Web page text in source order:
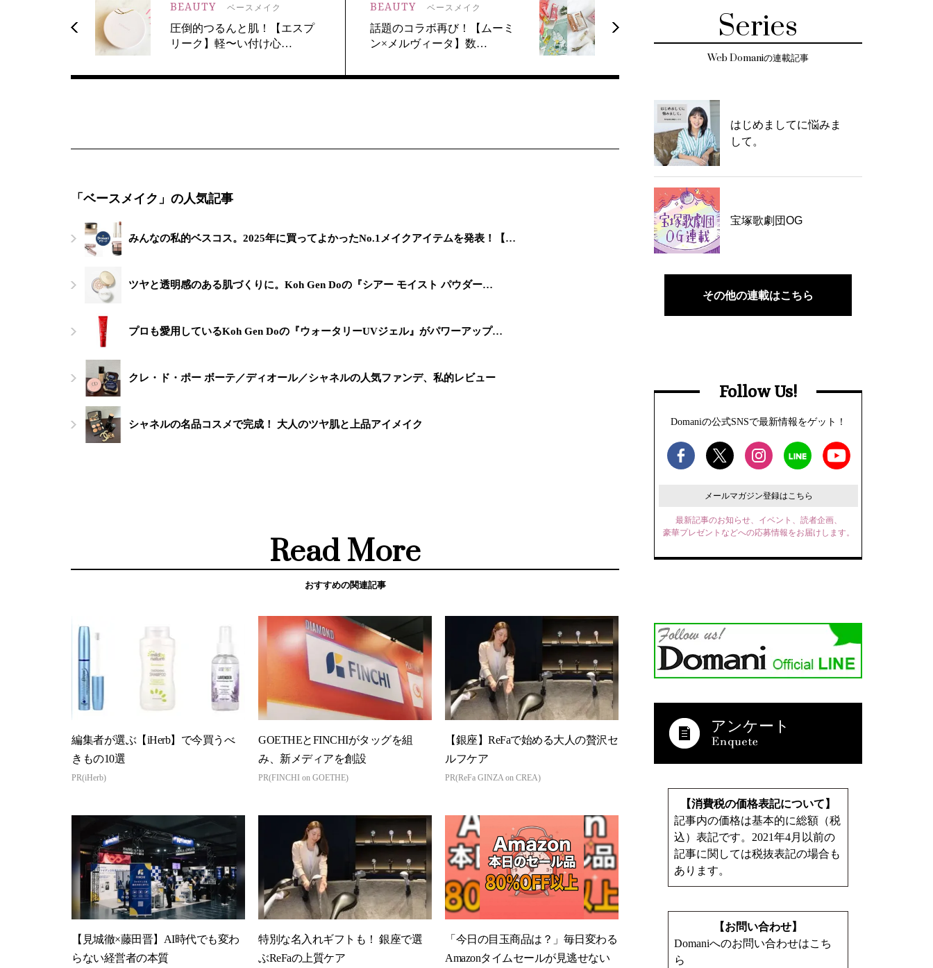
BEAUTY ベースメイク
圧倒的つるんと肌！【エスプ
リーク】軽〜い付け心…
BEAUTY ベースメイク
話題のコラボ再び！【ムーミ
ン×メルヴィータ】数…
「ベースメイク」の人気記事
みんなの私的ベスコス。2025年に買ってよかったNo.1メイクアイテムを発表！【…
ツヤと透明感のある肌づくりに。Koh Gen Doの『シアー モイスト パウダー…
プロも愛用しているKoh Gen Doの『ウォータリーUVジェル』がパワーアップ…
クレ・ド・ポー ボーテ／ディオール／シャネルの人気ファンデ、私的レビュー
シャネルの名品コスメで完成！ 大人のツヤ肌と上品アイメイク
Read More
おすすめの関連記事
編集者が選ぶ【iHerb】で今買うべ
きもの10選
PR(iHerb)
GOETHEとFINCHIがタッグを組
み、新メディアを創設
PR(FINCHI on GOETHE)
【銀座】ReFaで始める大人の贅沢セ
ルフケア
PR(ReFa GINZA on CREA)
【見城徹×藤田晋】AI時代でも変わ
らない経営者の本質
特別な名入れギフトも！ 銀座で選
ぶReFaの上質ケア
「今日の目玉商品は？」毎日変わる
Amazonタイムセールが見逃せない
Series
Web Domaniの連載記事
はじめましてに悩みま
して。
宝塚歌劇団OG
その他の連載はこちら
Follow Us!
Domaniの公式SNSで最新情報をゲット！
メールマガジン登録はこちら
最新記事のお知らせ、イベント、読者企画、
豪華プレゼントなどへの応募情報をお届けします。
アンケート
【消費税の価格表記について】
記事内の価格は基本的に総額（税
込）表記です。2021年4月以前の
記事に関しては税抜表記の場合も
あります。
【お問い合わせ】
Domaniへのお問い合わせはこち
ら